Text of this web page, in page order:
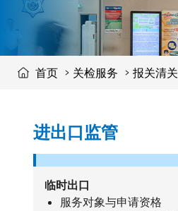
首页 关检服务 报关清关
进出口监管
临时出口
服务对象与申请资格